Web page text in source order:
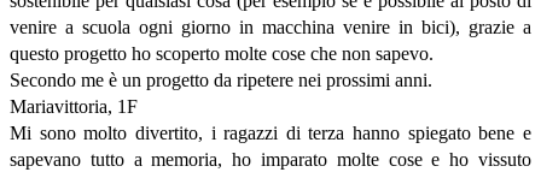
venire a scuola ogni giorno in macchina venire in bici), grazie a
questo progetto ho scoperto molte cose che non sapevo.
Secondo me è un progetto da ripetere nei prossimi anni.
Mariavittoria, 1F
Mi sono molto divertito, i ragazzi di terza hanno spiegato bene e
sapevano tutto a memoria, ho imparato molte cose e ho vissuto